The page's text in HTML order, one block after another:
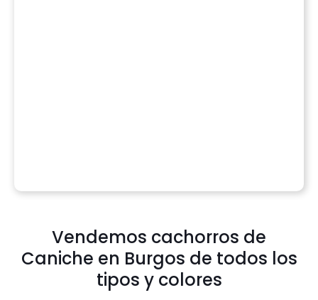
Vendemos cachorros de
Caniche en Burgos de todos los
tipos y colores